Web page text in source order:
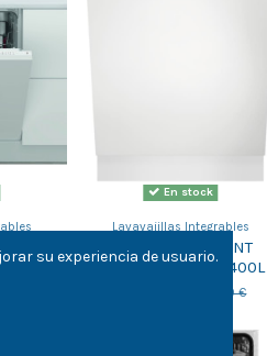
En stock
Lavavajillas Integrables
Lavavajillas 60 INT
Electrolux EEA27400L
617,00 €
su experiencia de usuario.